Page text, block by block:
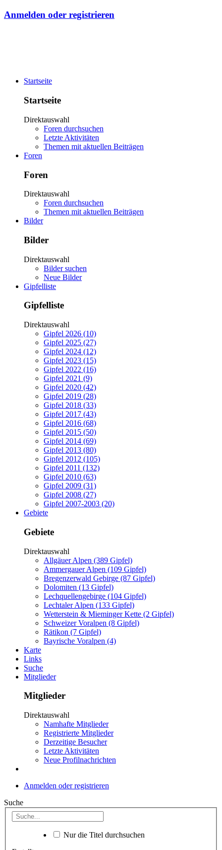
Anmelden oder registrieren
Startseite
Startseite
Direktauswahl
Foren durchsuchen
Letzte Aktivitäten
Themen mit aktuellen Beiträgen
Foren
Foren
Direktauswahl
Foren durchsuchen
Themen mit aktuellen Beiträgen
Bilder
Bilder
Direktauswahl
Bilder suchen
Neue Bilder
Gipfelliste
Gipfelliste
Direktauswahl
Gipfel 2026 (10)
Gipfel 2025 (27)
Gipfel 2024 (12)
Gipfel 2023 (15)
Gipfel 2022 (16)
Gipfel 2021 (9)
Gipfel 2020 (42)
Gipfel 2019 (28)
Gipfel 2018 (33)
Gipfel 2017 (43)
Gipfel 2016 (68)
Gipfel 2015 (50)
Gipfel 2014 (69)
Gipfel 2013 (80)
Gipfel 2012 (105)
Gipfel 2011 (132)
Gipfel 2010 (63)
Gipfel 2009 (31)
Gipfel 2008 (27)
Gipfel 2007-2003 (20)
Gebiete
Gebiete
Direktauswahl
Allgäuer Alpen (389 Gipfel)
Ammergauer Alpen (109 Gipfel)
Bregenzerwald Gebirge (87 Gipfel)
Dolomiten (13 Gipfel)
Lechquellengebirge (104 Gipfel)
Lechtaler Alpen (133 Gipfel)
Wetterstein & Mieminger Kette (2 Gipfel)
Schweizer Voralpen (8 Gipfel)
Rätikon (7 Gipfel)
Bayrische Voralpen (4)
Karte
Links
Suche
Mitglieder
Mitglieder
Direktauswahl
Namhafte Mitglieder
Registrierte Mitglieder
Derzeitige Besucher
Letzte Aktivitäten
Neue Profilnachrichten
Anmelden oder registrieren
Suche
Nur die Titel durchsuchen